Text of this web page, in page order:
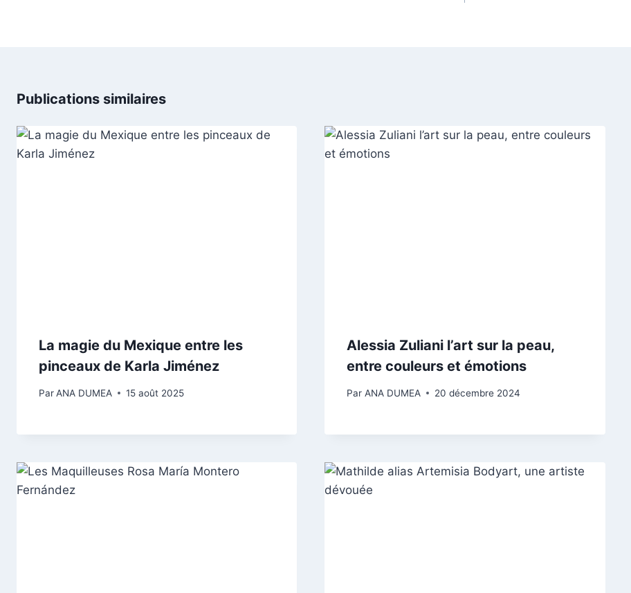
Publications similaires
La magie du Mexique entre les
pinceaux de Karla Jiménez
ParANA DUMEA 15 août 2025
Alessia Zuliani l’art sur la peau,
entre couleurs et émotions
Par ANA DUMEA 20 décembre 2024